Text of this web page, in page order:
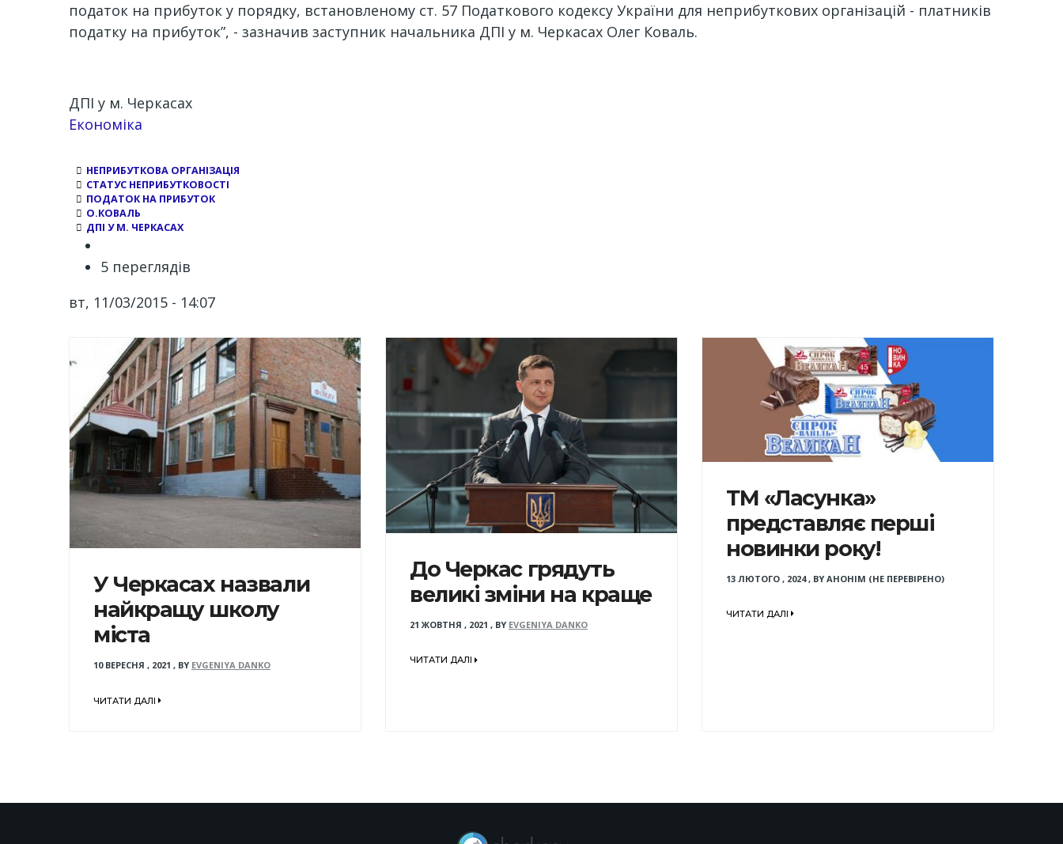
податок на прибуток у порядку, встановленому ст. 57 Податкового кодексу України для неприбуткових організацій - платників
податку на прибуток”, - зазначив заступник начальника ДПІ у м. Черкасах Олег Коваль.
ДПІ у м. Черкасах
Економіка
НЕПРИБУТКОВА ОРГАНІЗАЦІЯ
СТАТУС НЕПРИБУТКОВОСТІ
ПОДАТОК НА ПРИБУТОК
О.КОВАЛЬ
ДПІ У М. ЧЕРКАСАХ
5 переглядів
вт, 11/03/2015 - 14:07
У Черкасах назвали
найкращу школу
міста
10 ВЕРЕСНЯ , 2021 , BY EVGENIYA DANKO
ЧИТАТИ ДАЛІ
До Черкас грядуть
великі зміни на краще
21 ЖОВТНЯ , 2021 , BY EVGENIYA DANKO
ЧИТАТИ ДАЛІ
ТМ «Ласунка»
представляє перші
новинки року!
13 ЛЮТОГО , 2024, BY АНОНІМ (НЕ ПЕРЕВІРЕНО)
ЧИТАТИ ДАЛІ